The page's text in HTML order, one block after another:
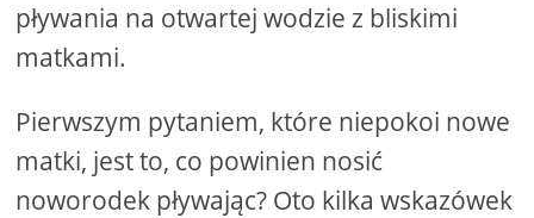
pływania na otwartej wodzie z bliskimi
matkami.
Pierwszym pytaniem, które niepokoi nowe
matki, jest to, co powinien nosić
noworodek pływając? Oto kilka wskazówek